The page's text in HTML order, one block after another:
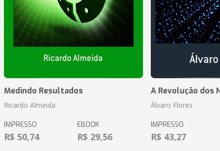
Medindo Resultados
Ricardo Almeida
IMPRESSO
R$ 50,74
EBOOK
R$ 29,56
A Revolução dos
Álvaro Flores
IMPRESSO
R$ 43,27